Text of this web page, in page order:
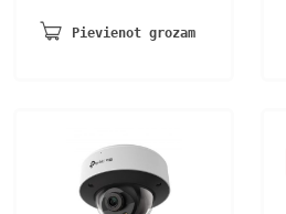
bija:
ir:
Pievienot grozam